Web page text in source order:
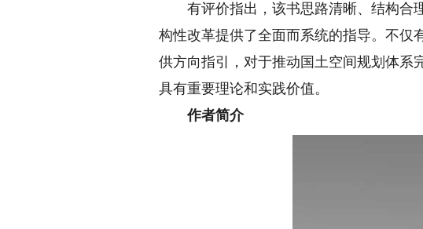
有评价指出，该书思路清晰、结构合理
构性改革提供了全面而系统的指导。不仅
供方向指引，对于推动国土空间规划体系
具有重要理论和实践价值。
作者简介